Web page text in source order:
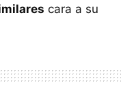
cara a su